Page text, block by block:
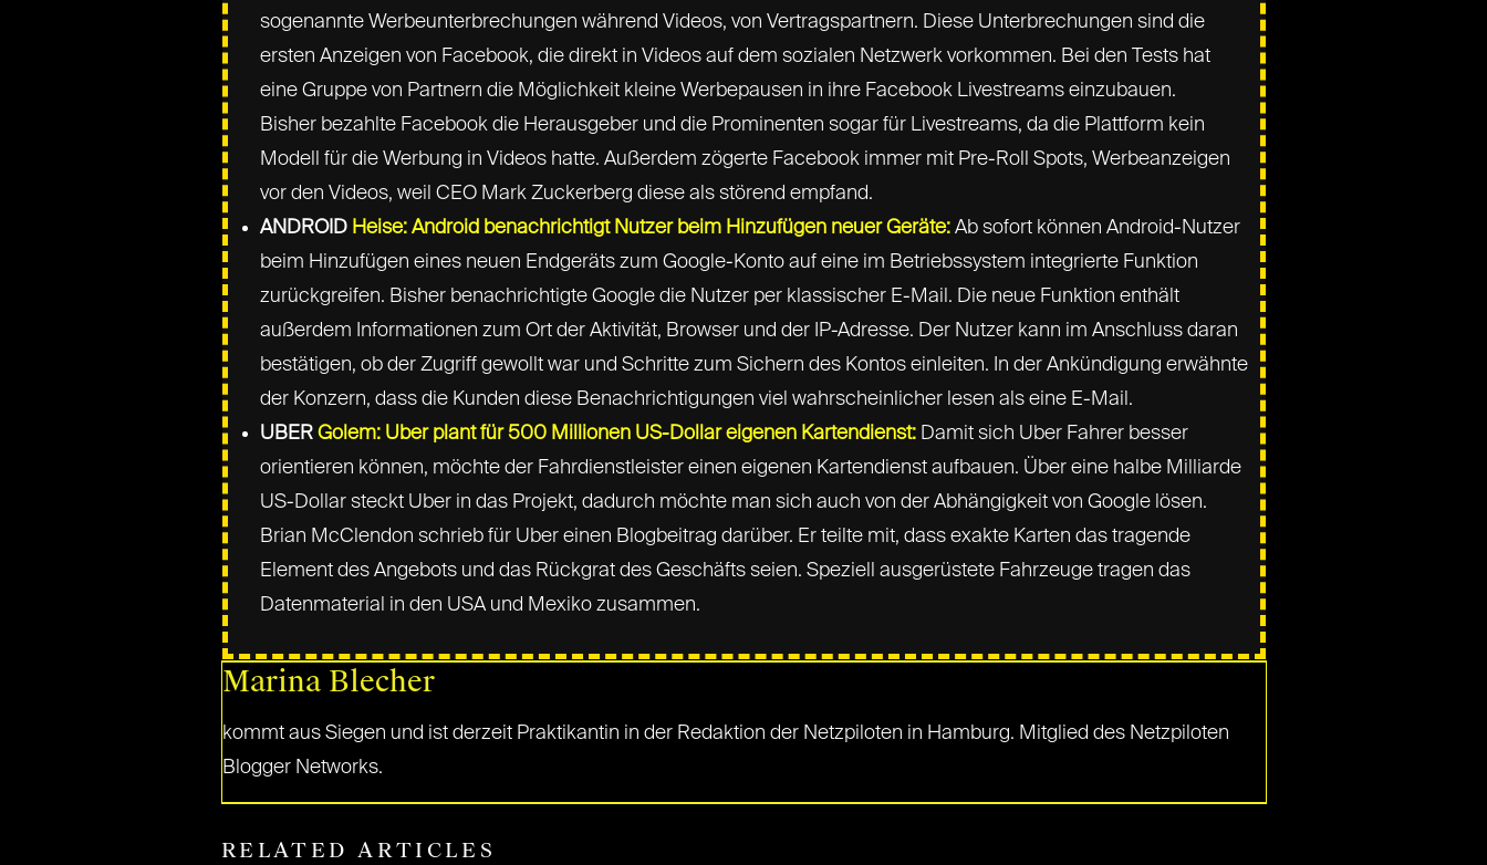
sogenannte Werbeunterbrechungen während Videos, von Vertragspartnern. Diese Unterbrechungen sind die
ersten Anzeigen von Facebook, die direkt in Videos auf dem sozialen Netzwerk vorkommen. Bei den Tests hat
eine Gruppe von Partnern die Möglichkeit kleine Werbepausen in ihre Facebook Livestreams einzubauen.
Bisher bezahlte Facebook die Herausgeber und die Prominenten sogar für Livestreams, da die Plattform kein
Modell für die Werbung in Videos hatte. Außerdem zögerte Facebook immer mit Pre-Roll Spots, Werbeanzeigen
vor den Videos, weil CEO Mark Zuckerberg diese als störend empfand.
ANDROID Heise: Android benachrichtigt Nutzer beim Hinzufügen neuer Geräte:Ab sofort können Android-Nutzer
beim Hinzufügen eines neuen Endgeräts zum Google-Konto auf eine im Betriebssystem integrierte Funktion
zurückgreifen. Bisher benachrichtigte Google die Nutzer per klassischer E-Mail. Die neue Funktion enthält
außerdem Informationen zum Ort der Aktivität, Browser und der IP-Adresse. Der Nutzer kann im Anschluss daran
bestätigen, ob der Zugriff gewollt war und Schritte zum Sichern des Kontos einleiten. In der Ankündigung erwähnte
der Konzern, dass die Kunden diese Benachrichtigungen viel wahrscheinlicher lesen als eine E-Mail.
UBER Golem: Uber plant für 500 Millionen US-Dollar eigenen Kartendienst:Damit sich Uber Fahrer besser
orientieren können, möchte der Fahrdienstleister einen eigenen Kartendienst aufbauen. Über eine halbe Milliarde
US-Dollar steckt Uber in das Projekt, dadurch möchte man sich auch von der Abhängigkeit von Google lösen.
Brian McClendon schrieb für Uber einen Blogbeitrag darüber. Er teilte mit, dass exakte Karten das tragende
Element des Angebots und das Rückgrat des Geschäfts seien. Speziell ausgerüstete Fahrzeuge tragen das
Datenmaterial in den USA und Mexiko zusammen.
Marina Blecher
kommt aus Siegen und ist derzeit Praktikantin in der Redaktion der Netzpiloten in Hamburg. Mitglied des Netzpiloten
Blogger Networks.
RELATED ARTICLES